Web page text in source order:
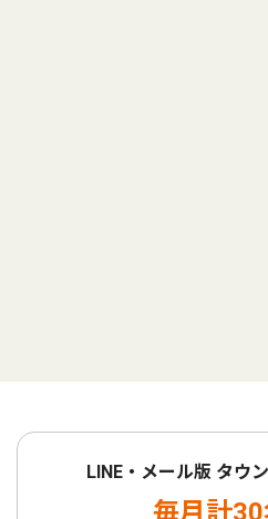
LINE・メール版 タウ
毎月計